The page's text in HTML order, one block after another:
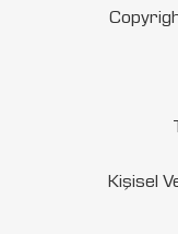
Kişisel